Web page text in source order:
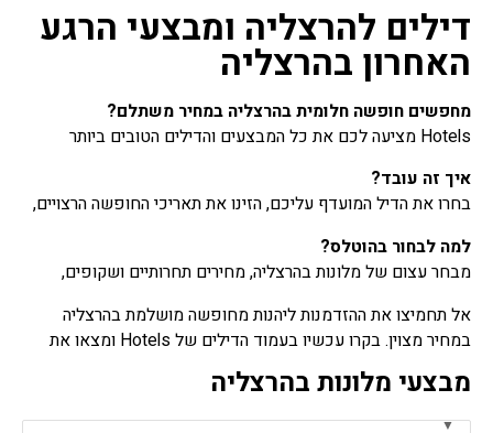
דילים להרצליה ומבצעי הרגע
האחרון בהרצליה
מחפשים חופשה חלומית בהרצליה במחיר משתלם?
Hotels מציעה לכם את כל המבצעים והדילים הטובים ביותר
מבצעי הרגע האחרון בלעדיים, מגוון רחב של בתי מלון איכותיים,
מחירים אטרקטיביים ישירות מהמלונות, עדכונים שוטפים על
הצעות חדשות.
איך זה עובד?
בחרו את הדיל המועדף עליכם, הזינו את תאריכי החופשה הרצויים,
למה לבחור בהוטלס?
מבחר עצום של מלונות בהרצליה, מחירים תחרותיים ושקופים,
אל תחמיצו את ההזדמנות ליהנות מחופשה מושלמת בהרצליה
במחיר מצוין. בקרו עכשיו בעמוד הדילים של Hotels ומצאו את
החבילה המושלמת עבורכם!
הזמינו עוד היום וחסכו בגדול על החופשה הבאה שלכם בהרצליה
עם הוטלס - כל המלונות בקליק!
מבצעי מלונות בהרצליה